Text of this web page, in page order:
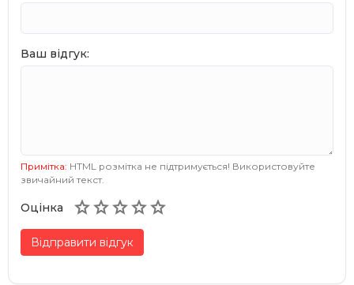
Ваш відгук:
Примітка: HTML розмітка не підтримується! Використовуйте
звичайний текст.
Оцінка 
Відправити відгук